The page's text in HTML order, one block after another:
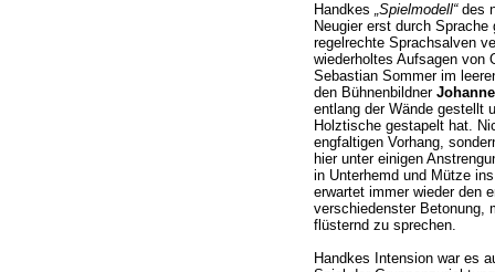
Handkes „Spielmodell“des
Neugier erst durch
regelrechte Sprachsalven
wiederholtes Aufsagen von
Sebastian Sommer im
den Bühnenbildner
entlang der Wände gestellt
Holztische gestapelt hat.
engfaltigen Vorhang,
hier unter einigen
in Unterhemd und Mütze
erwartet immer wieder den
verschiedenster Betonung,
flüsternd zu sprechen.
Handkes Intension war es